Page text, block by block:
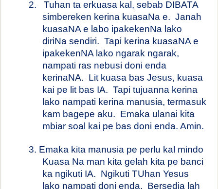
2.
Tuhan ta erkuasa kal, sebab DIBATA
simbereken kerina kuasaNa e. Janah
kuasaNA e labo ipakekenNa lako
diriNa sendiri. Tapi kerina kuasaNA e
ipakekenNA lako ngarak ngarak,
nampati ras nebusi doni enda
kerinaNA. Lit kuasa bas Jesus, kuasa
kai pe lit bas IA. Tapi tujuanna kerina
lako nampati kerina manusia, termasuk
kam bagepe aku. Emaka ulanai kita
mbiar soal kai pe bas doni enda. Amin.
3. Emaka kita manusia pe perlu kal mindo
Kuasa Na man kita gelah kita pe banci
ka ngikuti IA. Ngikuti TUhan Yesus
lako nampati doni enda. Bersedia lah